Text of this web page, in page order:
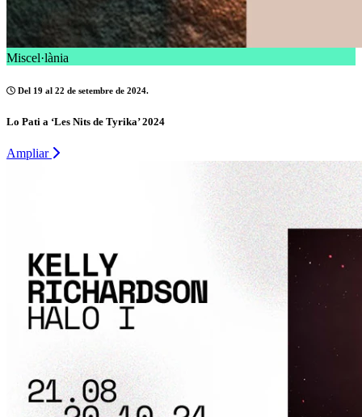
Miscel·lània
Del 19 al 22 de setembre de 2024.
Lo Pati a ‘Les Nits de Tyrika’ 2024
Ampliar